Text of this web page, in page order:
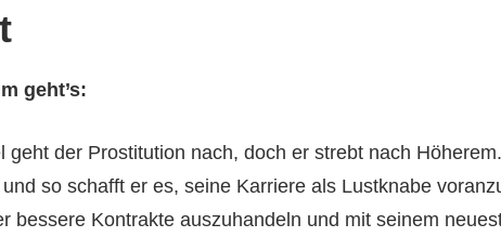
geht’s:
geht der Prostitution nach, doch er strebt nach
so schafft er es, seine Karriere als Lustknabe
bessere Kontrakte auszuhandeln und mit seinem